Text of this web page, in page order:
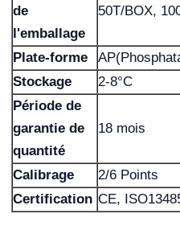
de
l'emballage
50T/BOX,
Plate-forme
Stockage
2-8°C
Période de
garantie de
quantité
18 mois
Calibrage
2/6 Points
Certification CE,